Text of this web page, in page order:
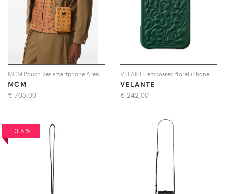
MCM
€ 703,00
VELANTE
€ 242,00
-35%